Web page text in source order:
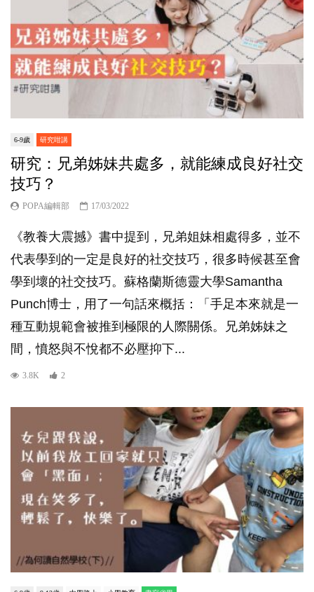
6-9歲 研究咁講
研究：兄弟姊妹共處多，就能練成良好社交
技巧？
POPA編輯部 17/03/2022
《教養大震撼》書中提到，兄弟姐妹相處得多，並不
代表學到的一定是良好的社交技巧，很多時候甚至會
學到壞的社交技巧。蘇格蘭斯德靈大學Samantha
Punch博士，用了一句話來概括：「手足本來就是一
種互動規範會被推到極限的人際關係。兄弟姊妹之
間，憤怒與不悅都不必壓抑下...
3.8K 2